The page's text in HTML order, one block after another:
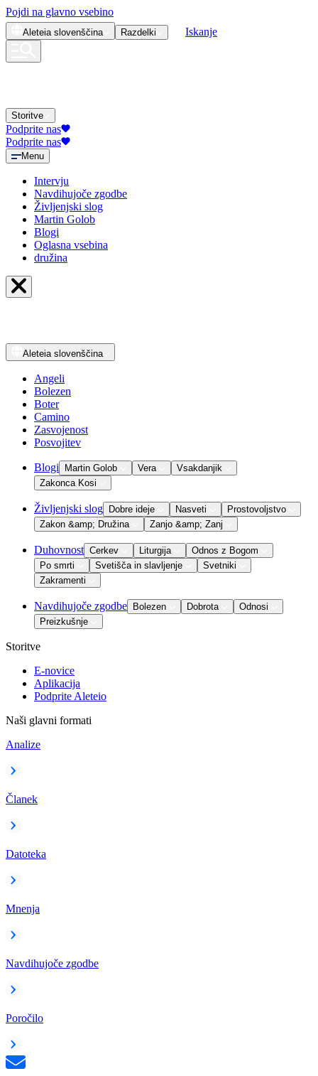
Pojdi na glavno vsebino
Aleteia slovenščina Razdelki Iskanje
Storitve
Podprite nas
Podprite nas
Menu
Intervju
Navdihujoče zgodbe
Življenjski slog
Martin Golob
Blogi
Oglasna vsebina
družina
Aleteia slovenščina
Angeli
Bolezen
Boter
Camino
Zasvojenost
Posvojitev
Blogi Martin Golob Vera
Vsakdanjik
Zakonca Kosi
Življenjski slog Dobre ideje Nasveti
Prostovoljstvo
Zakon &amp; Družina
Zanjo &amp; Zanj
Duhovnost Cerkev Liturgija
Odnos z Bogom
Po smrti
Svetišča in slavljenje
Svetniki
Zakramenti
Navdihujoče zgodbe Bolezen Dobrota
Odnosi
Preizkušnje
Storitve
E-novice
Aplikacija
Podprite Aleteio
Naši glavni formati
Analize
Članek
Datoteka
Mnenja
Navdihujoče zgodbe
Poročilo